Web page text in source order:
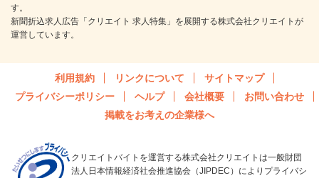
す。
新聞折込求人広告「クリエイト 求人特集」を展開する株式会社クリエイトが
運営しています。
利用規約 リンクについて
サイトマップ
プライバシーポリシー
ヘルプ 会社概要
お問い合わせ
掲載をお考えの企業様へ
クリエイトバイトを運営する株式会社クリエイトは一般財団
法人日本情報経済社会推進協会（JIPDEC）によりプライバシ